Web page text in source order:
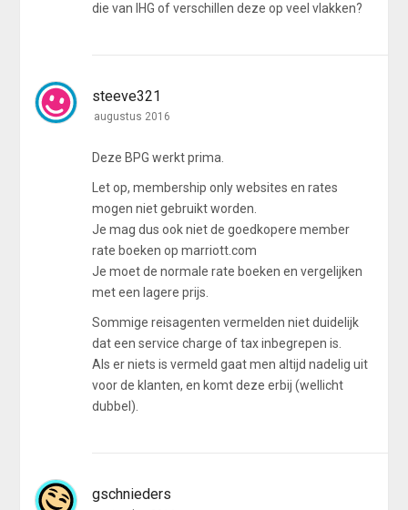
die van IHG of verschillen deze op veel vlakken?
steeve321
augustus 2016
Deze BPG werkt prima.
Let op, membership only websites en rates
mogen niet gebruikt worden.
Je mag dus ook niet de goedkopere member
rate boeken op marriott.com
Je moet de normale rate boeken en vergelijken
met een lagere prijs.
Sommige reisagenten vermelden niet duidelijk
dat een service charge of tax inbegrepen is.
Als er niets is vermeld gaat men altijd nadelig uit
voor de klanten, en komt deze erbij (wellicht
dubbel).
gschnieders